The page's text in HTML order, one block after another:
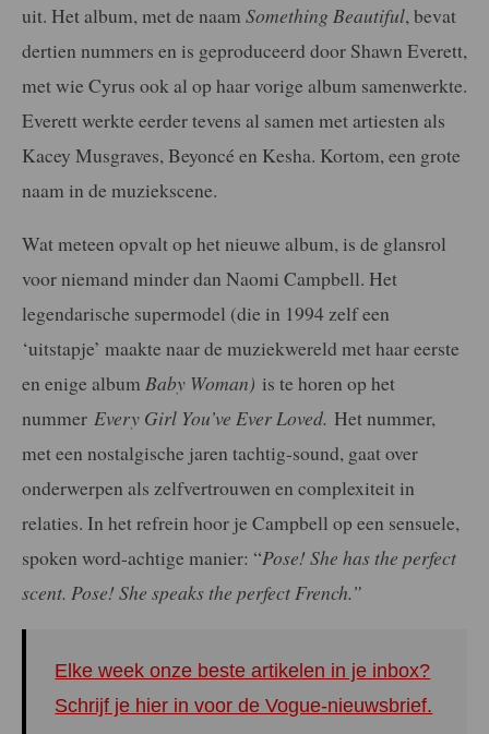
uit. Het album, met de naam Something Beautiful, bevat
dertien nummers en is geproduceerd door Shawn Everett,
met wie Cyrus ook al op haar vorige album samenwerkte.
Everett werkte eerder tevens al samen met artiesten als
Kacey Musgraves, Beyoncé en Kesha. Kortom, een grote
naam in de muziekscene.
Wat meteen opvalt op het nieuwe album, is de glansrol
voor niemand minder dan Naomi Campbell. Het
legendarische supermodel (die in 1994 zelf een
‘uitstapje’ maakte naar de muziekwereld met haar eerste
en enige album Baby Woman) is te horen op het
nummer Every Girl You’ve Ever Loved. Het nummer,
met een nostalgische jaren tachtig-sound, gaat over
onderwerpen als zelfvertrouwen en complexiteit in
relaties. In het refrein hoor je Campbell op een sensuele,
spoken word-achtige manier: “Pose! She has the perfect
scent. Pose! She speaks the perfect French.”
Elke week onze beste artikelen in je inbox?
Schrijf je hier in voor de Vogue-nieuwsbrief.